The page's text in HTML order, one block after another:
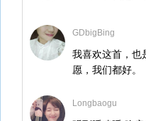
GDbigBing
我喜欢这首，也
愿，我们都好。
Longbaogu